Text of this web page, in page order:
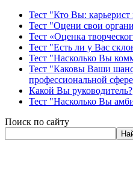
Тест "Кто Вы:
Тест "Оцени свои
Тест «Оценка
Тест "Есть ли у Вас
Тест "Насколько Вы
Тест "Каковы Ваши
профессиональной
Какой Вы руководитель?
Тест "Насколько Вы
Поиск по сайту